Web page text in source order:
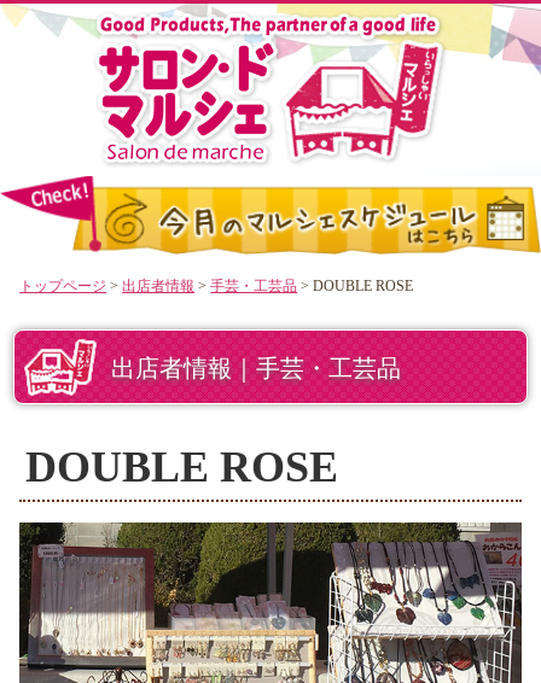
トップページ >出店者情報 >手芸・工芸品 > DOUBLE ROSE
出店者情報｜手芸・工芸品
DOUBLE ROSE